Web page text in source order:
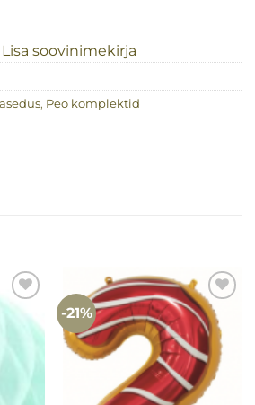
Lisa soovinimekirja
, Peo komplektid
-21%
Lisa
soovinimekirja